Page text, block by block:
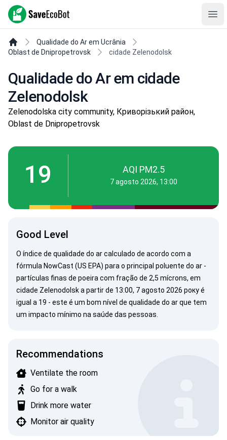
SaveEcoBot
Qualidade do Ar em Ucrânia
Oblast de Dnipropetrovsk
cidade Zelenodolsk
Qualidade do Ar em cidade
Zelenodolsk
Zelenodolska city community, Криворізький район,
Oblast de Dnipropetrovsk
19 AQI PM2.5
7 agosto 2026, 13:00
Good Level
O índice de qualidade do ar calculado de acordo com a
fórmula NowCast (US EPA) para o principal poluente do ar -
partículas finas de poeira com fração de 2,5 mícrons, em
cidade Zelenodolsk a partir de 13:00, 7 agosto 2026 року é
igual a 19 - este é um bom nível de qualidade do ar que tem
um impacto mínimo na saúde das pessoas.
Recommendations
Ventilate the room
Go for a walk
Drink more water
Monitor air quality